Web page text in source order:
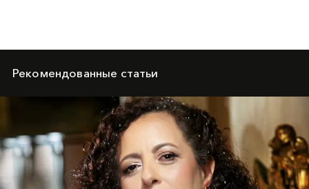
Рекомендованные статьи